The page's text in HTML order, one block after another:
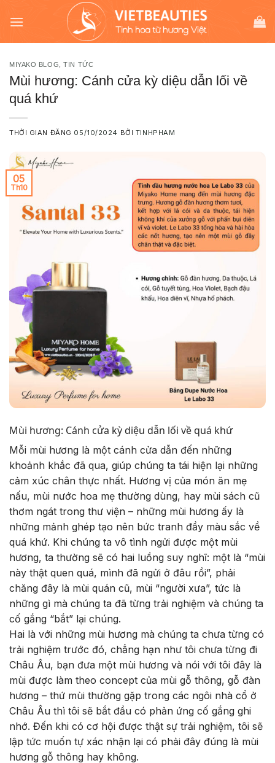
đến
MIYAKO BLOG ,TIN TỨC
Mùi hương: Cánh cửa kỳ diệu dẫn lối về
quá khứ
THỜI GIAN ĐĂNG 05/10/2024 BỞI TINHPHAM
05
Th10
Mùi hương: Cánh cửa kỳ diệu dẫn lối về quá khứ
Mỗi mùi hương là một cánh cửa dẫn đến những
khoảnh khắc đã qua, giúp chúng ta tái hiện lại những
cảm xúc chân thực nhất. Hương vị của món ăn mẹ
nấu, mùi nước hoa mẹ thường dùng, hay mùi sách cũ
thơm ngát trong thư viện – những mùi hương ấy là
những mảnh ghép tạo nên bức tranh đầy màu sắc về
quá khứ. Khi chúng ta vô tình ngửi được một mùi
hương, ta thường sẽ có hai luồng suy nghĩ: một là “mùi
này thật quen quá, mình đã ngửi ở đâu rồi”, phải
chăng đây là mùi quán cũ, mùi “người xưa”, tức là
những gì mà chúng ta đã từng trải nghiệm và chúng ta
cố gắng “bắt” lại chúng.
Hai là với những mùi hương mà chúng ta chưa từng có
trải nghiệm trước đó, chẳng hạn như tôi chưa từng đi
Châu Âu, bạn đưa một mùi hương và nói với tôi đây là
mùi được làm theo concept của mùi gỗ thông, gỗ đàn
hương – thứ mùi thường gặp trong các ngôi nhà cổ ở
Châu Âu thì tôi sẽ bắt đầu có phản ứng cố gắng ghi
nhớ. Đến khi có cơ hội được thật sự trải nghiệm, tôi sẽ
lập tức muốn tự xác nhận lại có phải đây đúng là mùi
hương gỗ thông hay không.